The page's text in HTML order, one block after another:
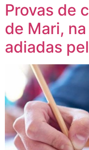
Provas de
de Mari,
adiadas